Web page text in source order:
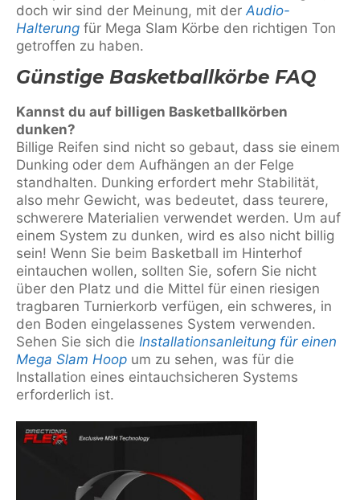
doch wir sind der Meinung, mit derAudio-
Halterung für Mega Slam Körbe den richtigen Ton
getroffen zu haben.
Günstige Basketballkörbe FAQ
Kannst du auf billigen Basketballkörben
dunken?
Billige Reifen sind nicht so gebaut, dass sie einem
Dunking oder dem Aufhängen an der Felge
standhalten. Dunking erfordert mehr Stabilität,
also mehr Gewicht, was bedeutet, dass teurere,
schwerere Materialien verwendet werden. Um auf
einem System zu dunken, wird es also nicht billig
sein! Wenn Sie beim Basketball im Hinterhof
eintauchen wollen, sollten Sie, sofern Sie nicht
über den Platz und die Mittel für einen riesigen
tragbaren Turnierkorb verfügen, ein schweres, in
den Boden eingelassenes System verwenden.
Sehen Sie sich die Installationsanleitung für einen
Mega Slam Hoop um zu sehen, was für die
Installation eines eintauchsicheren Systems
erforderlich ist.